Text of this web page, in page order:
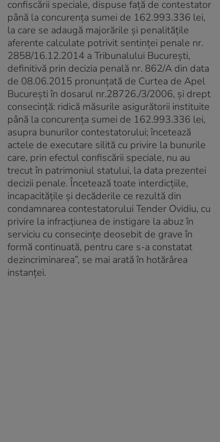
confiscării speciale, dispuse faţă de contestator
până la concurenţa sumei de 162.993.336 lei,
la care se adaugă majorările şi penalităţile
aferente calculate potrivit sentinţei penale nr.
2858/16.12.2014 a Tribunalului Bucureşti,
definitivă prin decizia penală nr. 862/A din data
de 08.06.2015 pronunţată de Curtea de Apel
Bucureşti în dosarul nr.28726./3/2006, şi drept
consecinţă: ridică măsurile asigurătorii instituite
până la concurenţa sumei de 162.993.336 lei,
asupra bunurilor contestatorului; încetează
actele de executare silită cu privire la bunurile
care, prin efectul confiscării speciale, nu au
trecut în patrimoniul statului, la data prezentei
decizii penale. Încetează toate interdicţiile,
incapacităţile şi decăderile ce rezultă din
condamnarea contestatorului Tender Ovidiu, cu
privire la infracţiunea de instigare la abuz în
serviciu cu consecinţe deosebit de grave în
formă continuată, pentru care s-a constatat
dezincriminarea”, se mai arată în hotărârea
instanţei.